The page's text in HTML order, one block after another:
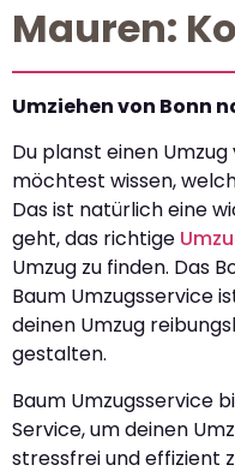
Mauren:
Umziehen von Bonn
Du planst einen
möchtest wissen,
Das ist natürlich eine
geht, das richtige
Umzug zu finden. Das
Baum Umzugsservice
deinen Umzug
gestalten.
Baum Umzugsservice
Service, um deinen
stressfrei und effizient